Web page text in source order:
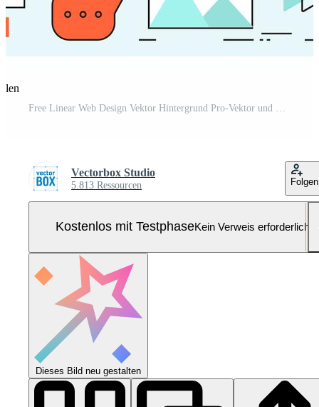
Vectorbox Studio
5.813 Ressourcen Folgen
Kostenlos mit TestphaseKein Verweis erforderlich
Dieses Bild neu gestalten